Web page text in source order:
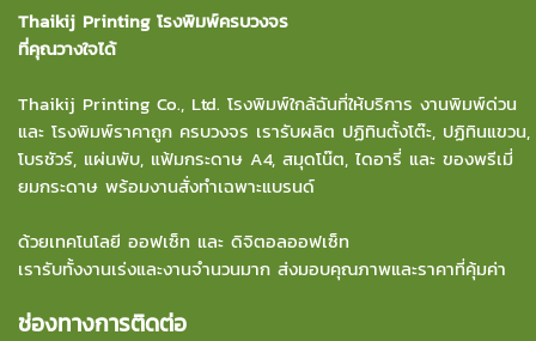
Thaikij Printing โรงพิมพ์ครบวงจร
ที่คุณวางใจได้
Thaikij Printing Co., Ltd. โรงพิมพ์ใกล้ฉันที่ให้บริการ งานพิมพ์ด่วน
และ โรงพิมพ์ราคาถูก ครบวงจร เรารับผลิต ปฏิทินตั้งโต๊ะ, ปฏิทินแขวน,
โบรชัวร์, แผ่นพับ, แฟ้มกระดาษ A4, สมุดโน๊ต, ไดอารี่ และ ของพรีเมี่
ยมกระดาษ พร้อมงานสั่งทำเฉพาะแบรนด์
ด้วยเทคโนโลยี ออฟเซ็ท และ ดิจิตอลออฟเซ็ท
เรารับทั้งงานเร่งและงานจำนวนมาก ส่งมอบคุณภาพและราคาที่คุ้มค่า
ช่องทางการติดต่อ